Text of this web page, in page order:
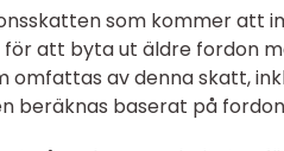
som kommer att
att byta ut äldre fordon
omfattas av denna skatt,
beräknas baserat på